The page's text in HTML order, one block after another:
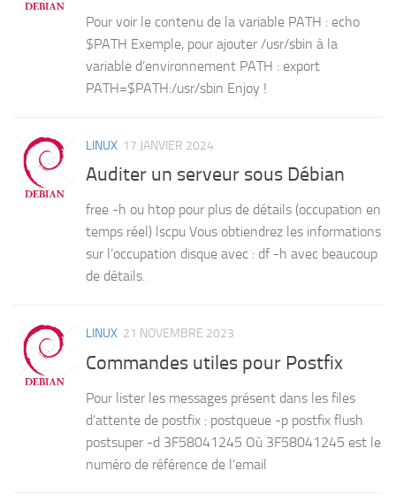
Pour voir le contenu de la variable PATH : echo
$PATH Exemple, pour ajouter /usr/sbin à la
variable d’environnement PATH : export
PATH=$PATH:/usr/sbin Enjoy !
LINUX 17 JANVIER 2024
Auditer un serveur sous Débian
free -h ou htop pour plus de détails (occupation en
temps réel) lscpu Vous obtiendrez les informations
sur l’occupation disque avec : df -h avec beaucoup
de détails.
LINUX 21 NOVEMBRE 2023
Commandes utiles pour Postfix
Pour lister les messages présent dans les files
d’attente de postfix : postqueue -p postfix flush
postsuper -d 3F58041245 Où 3F58041245 est le
numéro de référence de l’email